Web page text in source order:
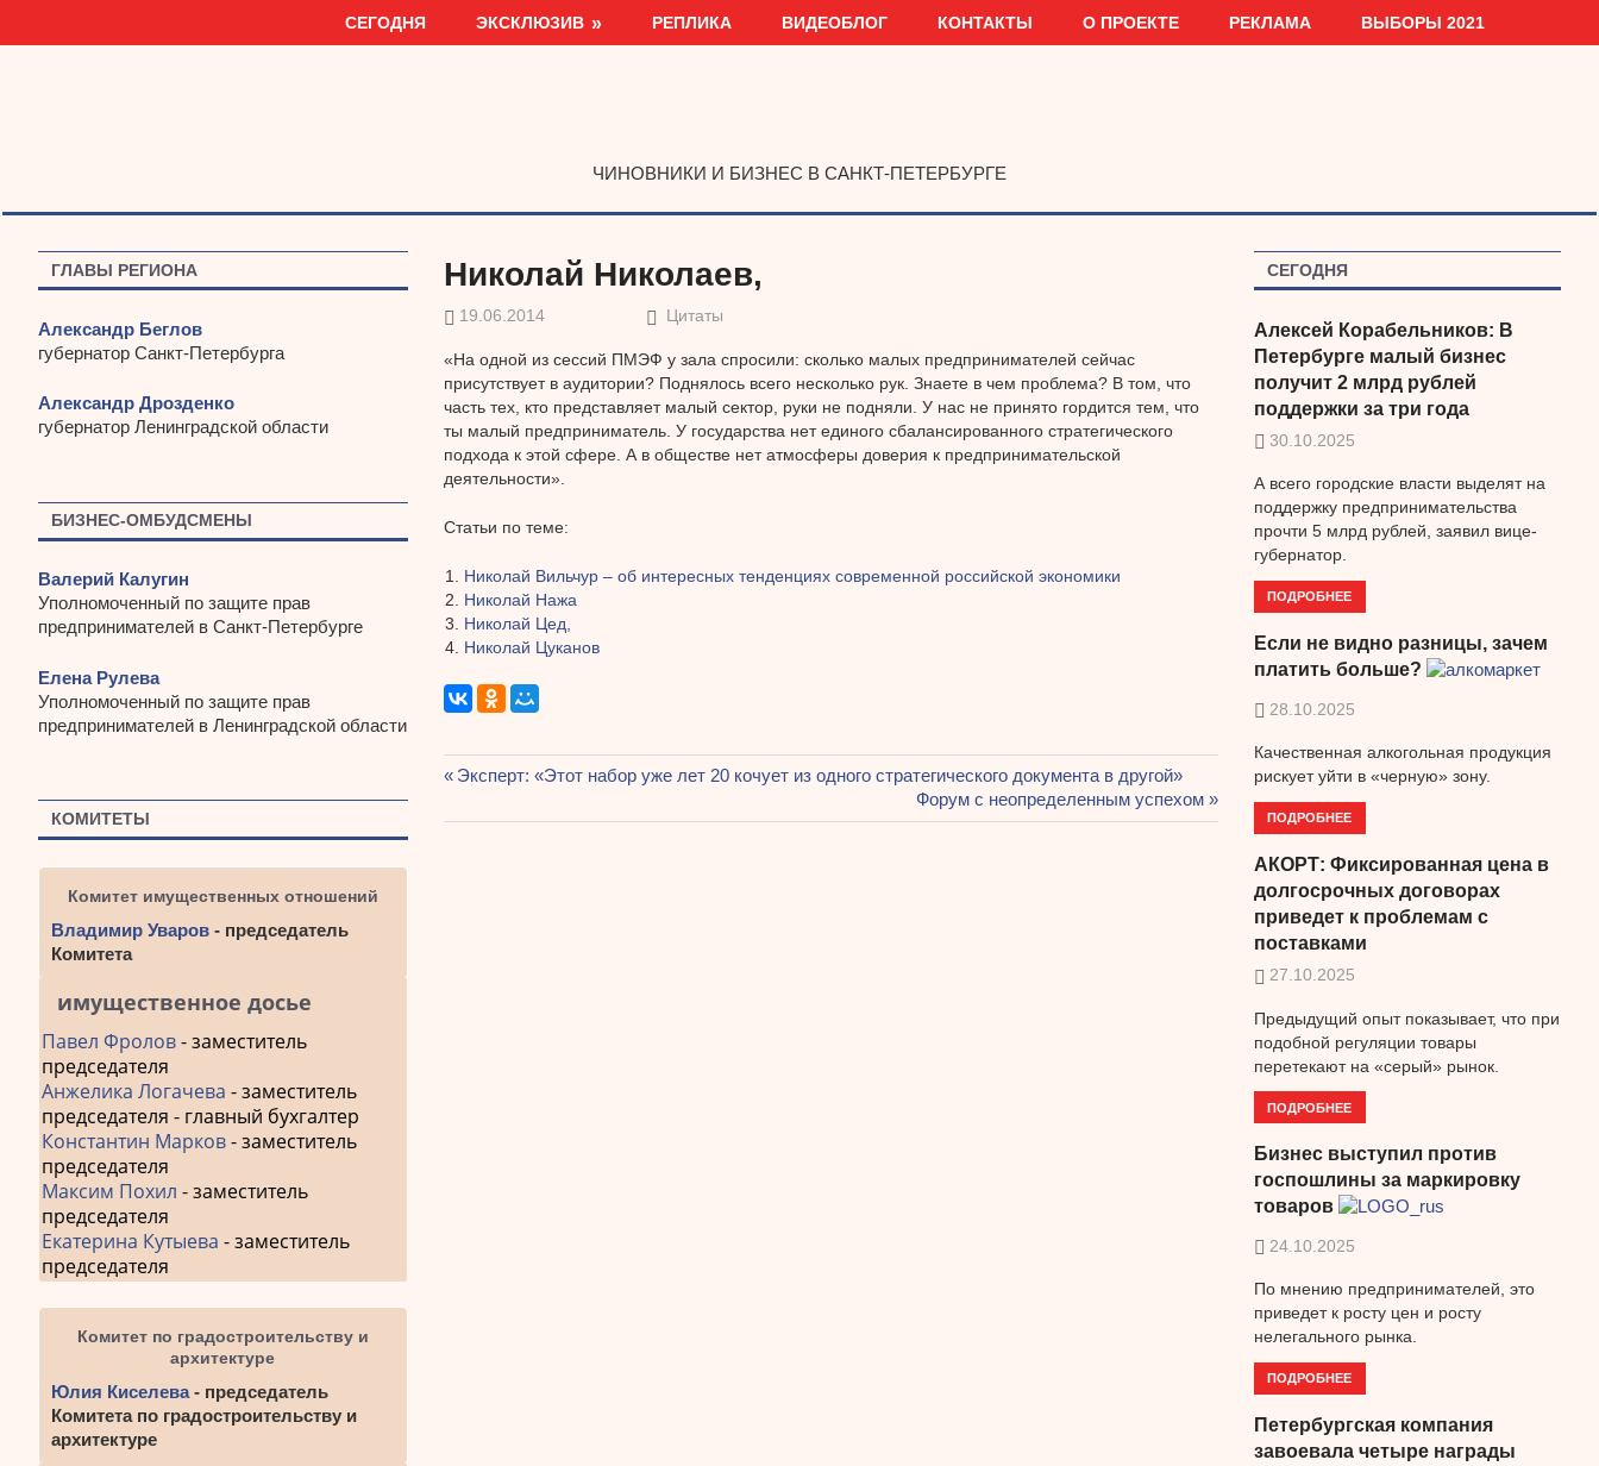
СЕГОДНЯ ЭКСКЛЮЗИВ РЕПЛИКА ВИДЕОБЛОГ КОНТАКТЫ О ПРОЕКТЕ РЕКЛАМА ВЫБОРЫ 2021
ЧИНОВНИКИ И БИЗНЕС В САНКТ-ПЕТЕРБУРГЕ
Николай Николаев,
19.06.2014 Цитаты
«На одной из сессий ПМЭФ у зала спросили: сколько малых предпринимателей сейчас
присутствует в аудитории? Поднялось всего несколько рук. Знаете в чем проблема? В том, что
часть тех, кто представляет малый сектор, руки не подняли. У нас не принято гордится тем, что
ты малый предприниматель. У государства нет единого сбалансированного стратегического
подхода к этой сфере. А в обществе нет атмосферы доверия к предпринимательской
деятельности».
Статьи по теме:
Николай Вильчур – об интересных тенденциях современной российской экономики
Николай Нажа
Николай Цед,
Николай Цуканов
Предыдущая
Эксперт: «Этот набор уже лет 20 кочует из одного стратегического документа в другой»
Следующая
запись:
Форум с неопределенным успехом
ГЛАВЫ РЕГИОНА
Александр Беглов
губернатор Санкт-Петербурга
Александр Дрозденко
губернатор Ленинградской области
БИЗНЕС-ОМБУДСМЕНЫ
Валерий Калугин
Уполномоченный по защите прав
предпринимателей в Санкт-Петербурге
Елена Рулева
Уполномоченный по защите прав
предпринимателей в Ленинградской области
КОМИТЕТЫ
Комитет имущественных отношений
Владимир Уваров - председатель
Комитета
имущественное досье
Павел Фролов- заместитель
председателя
Анжелика Логачева - заместитель
председателя - главный бухгалтер
Константин Марков- заместитель
председателя
Максим Похил - заместитель
председателя
Екатерина Кутыева - заместитель
председателя
Комитет по градостроительству и
архитектуре
Юлия Киселева- председатель
Комитета по градостроительству и
архитектуре
СЕГОДНЯ
Алексей Корабельников: В
Петербурге малый бизнес
получит 2 млрд рублей
поддержки за три года
30.10.2025
А всего городские власти выделят на
поддержку предпринимательства
прочти 5 млрд рублей, заявил вице-
губернатор.
ПОДРОБНЕЕ
Если не видно разницы, зачем
платить больше?
28.10.2025
Качественная алкогольная продукция
рискует уйти в «черную» зону.
ПОДРОБНЕЕ
АКОРТ: Фиксированная цена в
долгосрочных договорах
приведет к проблемам с
поставками
27.10.2025
Предыдущий опыт показывает, что при
подобной регуляции товары
перетекают на «серый» рынок.
ПОДРОБНЕЕ
Бизнес выступил против
госпошлины за маркировку
товаров
24.10.2025
По мнению предпринимателей, это
приведет к росту цен и росту
нелегального рынка.
ПОДРОБНЕЕ
Петербургская компания
завоевала четыре награды